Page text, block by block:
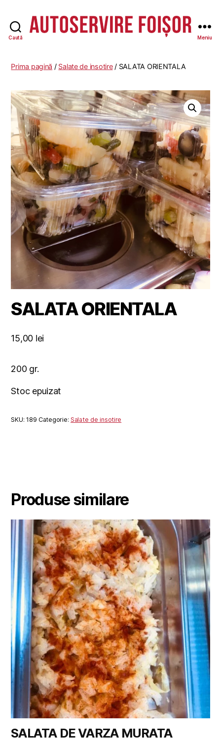
Caută Meniu
Prima pagină / Salate de insotire/ SALATA ORIENTALA
SALATA ORIENTALA
15,00 lei
200 gr.
Stoc epuizat
SKU:189 Categorie:Salate de insotire
Produse similare
SALATA DE VARZA MURATA